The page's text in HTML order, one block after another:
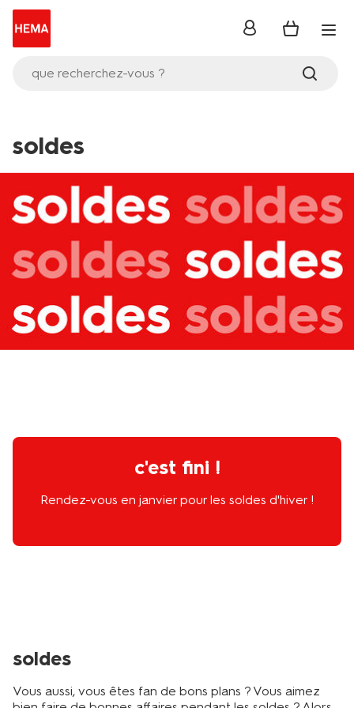
que recherchez-vous ?
se
soldes
c'est fini !
Rendez-vous en janvier pour les soldes d'hiver !
soldes
Vous aussi, vous êtes fan de bons plans ? Vous aimez